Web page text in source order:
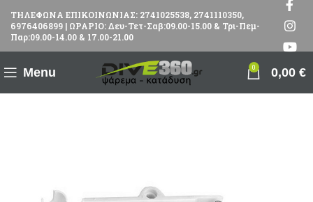
ΤΗΛΕΦΩΝΑ ΕΠΙΚΟΙΝΩΝΙΑΣ: 2741025538, 2741110350,
6976406899 | ΩΡΑΡΙΟ: Δευ-Τετ-Σαβ:09.00-15.00 & Τρι-Πεμ-
Παρ:09.00-14.00 & 17.00-21.00
Menu 0 0,00 €